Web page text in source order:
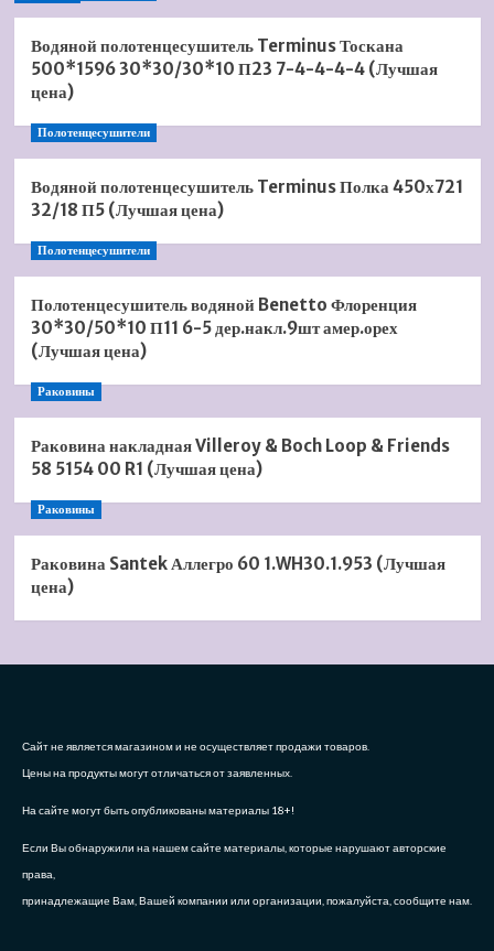
Водяной полотенцесушитель Terminus Тоскана
500*1596 30*30/30*10 П23 7-4-4-4-4 (Лучшая
цена)
Полотенцесушители
Водяной полотенцесушитель Terminus Полка 450х721
32/18 П5 (Лучшая цена)
Полотенцесушители
Полотенцесушитель водяной Benetto Флоренция
30*30/50*10 П11 6-5 дер.накл.9шт амер.орех
(Лучшая цена)
Раковины
Раковина накладная Villeroy & Boch Loop & Friends
58 5154 00 R1 (Лучшая цена)
Раковины
Раковина Santek Аллегро 60 1.WH30.1.953 (Лучшая
цена)
Сайт не является магазином и не осуществляет продажи товаров.
Цены на продукты могут отличаться от заявленных.
На сайте могут быть опубликованы материалы 18+!
Если Вы обнаружили на нашем сайте материалы, которые нарушают авторские
права,
принадлежащие Вам, Вашей компании или организации, пожалуйста, сообщите нам.